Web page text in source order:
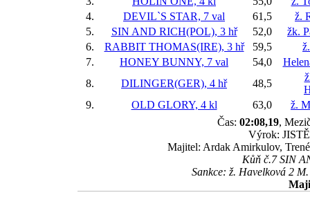
4.
DEVIL`S STAR, 7 val 61,5
ž.
5.
SIN AND RICH(POL), 3 hř 52,0
žk.
6.
RABBIT THOMAS(IRE), 3 hř 59,5
7.
HONEY BUNNY, 7 val 54,0
8.
DILINGER(GER), 4 hř 48,5
9.
OLD GLORY, 4 kl 63,0
ž.
Čas: 02:08,19,
Výrok:
Majitel: Ardak Amirkulov,
Kůň č.7 SIN
Sankce: ž. Havelková 2